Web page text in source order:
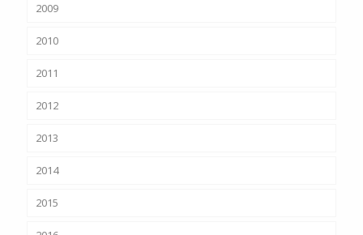
2009
2010
2011
2012
2013
2014
2015